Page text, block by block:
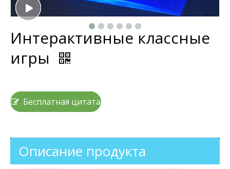
Интерактивные классные
игры​
Бесплатная цитата
Описание продукта